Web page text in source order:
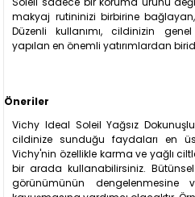
makyaj rutininizi birbirine
Düzenli kullanımı, cildinizin
yapılan en önemli yatırımlardan
Öneriler
Vichy Ideal Soleil Yağsız
cildinize sunduğu faydaları en
Vichy'nin özellikle karma ve yağlı
bir arada kullanabilirsiniz.
görünümünün dengelenmesine